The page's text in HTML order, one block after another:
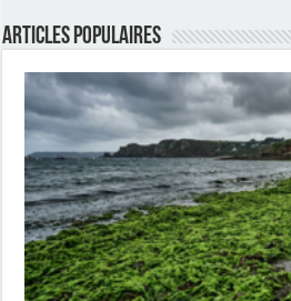
Articles populaires